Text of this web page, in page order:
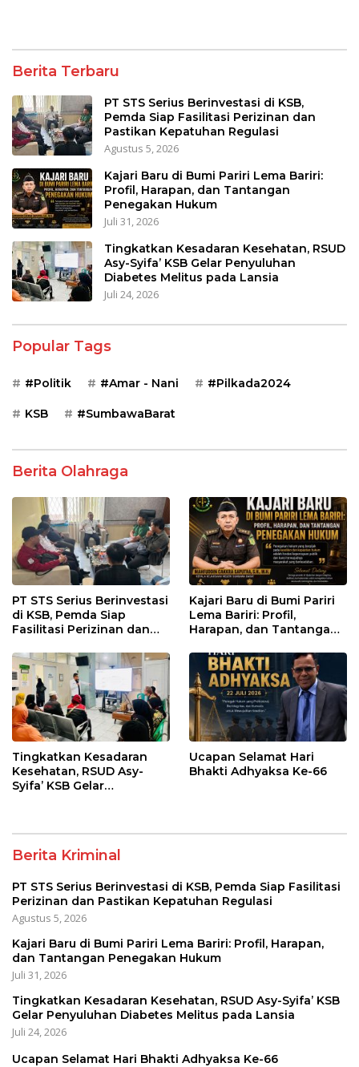
Berita Terbaru
PT STS Serius Berinvestasi di KSB,
Pemda Siap Fasilitasi Perizinan dan
Pastikan Kepatuhan Regulasi
Agustus 5, 2026
Kajari Baru di Bumi Pariri Lema Bariri:
Profil, Harapan, dan Tantangan
Penegakan Hukum
Juli 31, 2026
Tingkatkan Kesadaran Kesehatan, RSUD
Asy-Syifa’ KSB Gelar Penyuluhan
Diabetes Melitus pada Lansia
Juli 24, 2026
Popular Tags
#Politik #Amar - Nani #Pilkada2024
KSB #SumbawaBarat
Berita Olahraga
PT STS Serius Berinvestasi
di KSB, Pemda Siap
Fasilitasi Perizinan dan
Regulasi
Kajari Baru di Bumi Pariri
Lema Bariri: Profil,
Harapan, dan Tantangan
Tingkatkan Kesadaran
Kesehatan, RSUD Asy-
Syifa’ KSB Gelar
Ucapan Selamat Hari
Bhakti Adhyaksa Ke-66
Berita Kriminal
PT STS Serius Berinvestasi di KSB, Pemda Siap Fasilitasi
Perizinan dan Pastikan Kepatuhan Regulasi
Agustus 5, 2026
Kajari Baru di Bumi Pariri Lema Bariri: Profil, Harapan,
dan Tantangan Penegakan Hukum
Juli 31, 2026
Tingkatkan Kesadaran Kesehatan, RSUD Asy-Syifa’ KSB
Gelar Penyuluhan Diabetes Melitus pada Lansia
Juli 24, 2026
Ucapan Selamat Hari Bhakti Adhyaksa Ke-66